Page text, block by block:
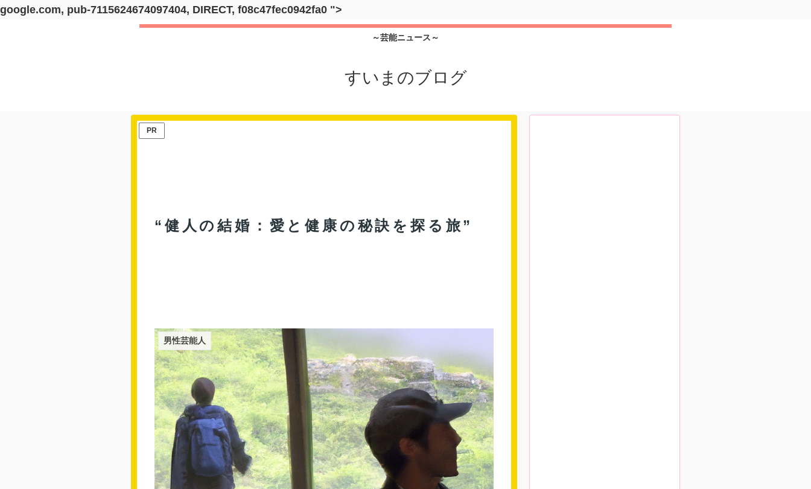
google.com, pub-7115624674097404, DIRECT, f08c47fec0942fa0 ">
～芸能ニュース～
すいまのブログ
PR
“健人の結婚：愛と健康の秘訣を探る旅”
男性芸能人